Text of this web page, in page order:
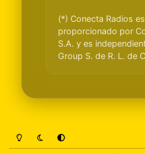
(*) Conecta Radios
proporcionado por
S.A. y es
Group S. de R. L. de
Light ModeDark ModeSystem Preference